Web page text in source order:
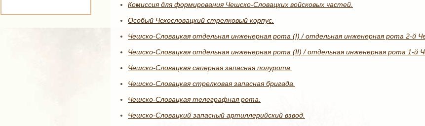
Комиссия для формирования Чешско-Словацких войсковых частей.
Особый Чехоcловацкий стрелковый корпус.
Чешско-Словацкая отдельная инженерная рота (I) / отдельная инженерная рота 2-й
Чешско-Словацкая отдельная инженерная рота (II) / отдельная инженерная рота 1-й
Чешско-Словацкая саперная запасная полурота.
Чешско-Словацкая стрелковая запасная бригада.
Чешско-Словацкая телеграфная рота.
Чешско-Словацкий запасный артиллерийский взвод.